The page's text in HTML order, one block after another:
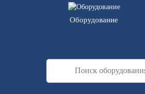
Оборудование